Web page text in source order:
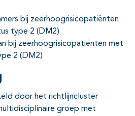
bij zeerhoogrisicopatiënten
type 2 (DM2)
bij zeerhoogrisicopatiënten met
2 (DM2)
door het richtlijncluster
groep met